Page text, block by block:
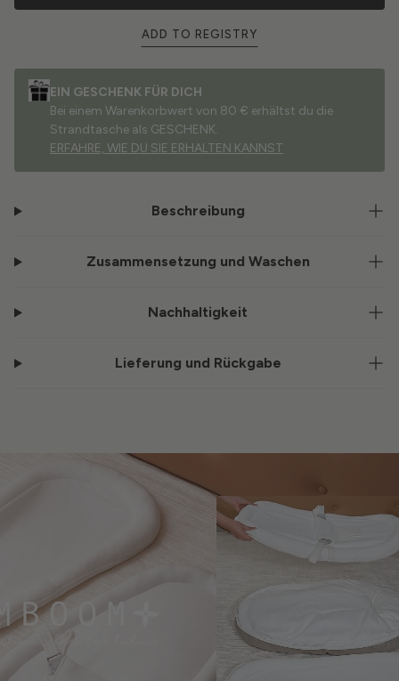
ADD TO REGISTRY
EIN GESCHENK FÜR DICH
Bei einem Warenkorbwert von 80 € erhältst du die
Strandtasche als GESCHENK.
ERFAHRE, WIE DU SIE ERHALTEN KANNST
Beschreibung
Zusammensetzung und Waschen
Nachhaltigkeit
Lieferung und Rückgabe